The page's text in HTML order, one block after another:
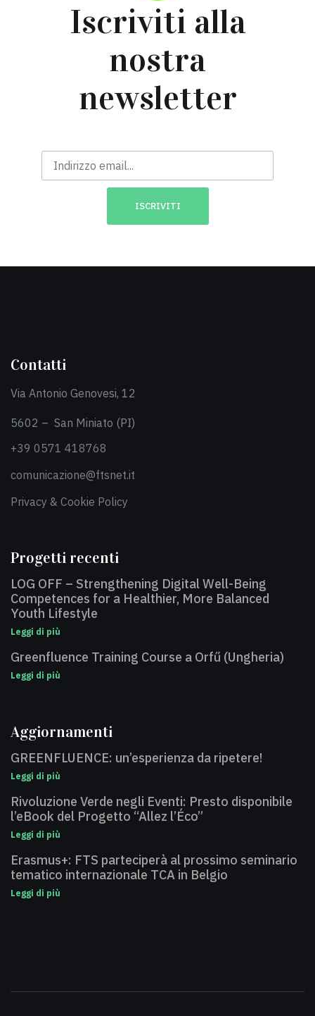
Iscriviti alla
nostra
newsletter
Contatti
Via Antonio Genovesi, 12
5602 – San Miniato (PI)
+39 0571 418768
comunicazione@ftsnet.it
Privacy & Cookie Policy
Progetti recenti
LOG OFF – Strengthening Digital Well-Being
Competences for a Healthier, More Balanced
Youth Lifestyle
Leggi di più
Greenfluence Training Course a Orfű (Ungheria)
Leggi di più
Aggiornamenti
GREENFLUENCE: un’esperienza da ripetere!
Leggi di più
Rivoluzione Verde negli Eventi: Presto disponibile
l’eBook del Progetto “Allez l’Éco”
Leggi di più
Erasmus+: FTS parteciperà al prossimo seminario
tematico internazionale TCA in Belgio
Leggi di più